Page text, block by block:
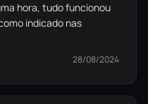
hora, tudo funcionou
indicado nas
28/08/2024